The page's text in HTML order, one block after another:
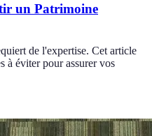
un Patrimoine
de l'expertise. Cet article
à éviter pour assurer vos